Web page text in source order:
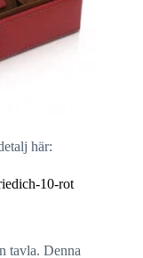
här:
10-rot
tavla. Denna